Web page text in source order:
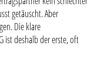
getäuscht. Aber
Die klare
ist deshalb der erste, oft